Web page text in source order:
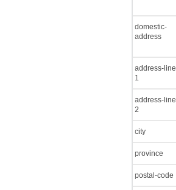
domestic-
address
address-
1
address-
2
city
province
postal-code